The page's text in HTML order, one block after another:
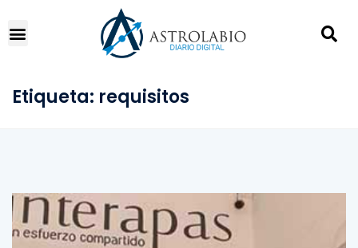
Etiqueta: requisitos